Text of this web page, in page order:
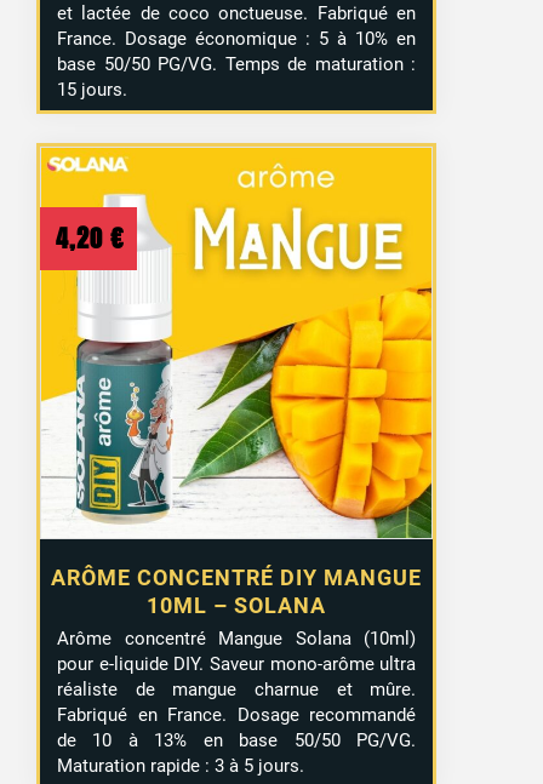
et lactée de coco onctueuse. Fabriqué en
France. Dosage économique : 5 à 10% en
base 50/50 PG/VG. Temps de maturation :
15 jours.
ARÔME CONCENTRÉ DIY MANGUE
10ML – SOLANA
4,20 €
Arôme concentré Mangue Solana (10ml)
pour e-liquide DIY. Saveur mono-arôme ultra
réaliste de mangue charnue et mûre.
Fabriqué en France. Dosage recommandé
de 10 à 13% en base 50/50 PG/VG.
Maturation rapide : 3 à 5 jours.